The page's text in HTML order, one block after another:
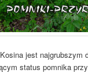
jest najgrubszym
status pomnika